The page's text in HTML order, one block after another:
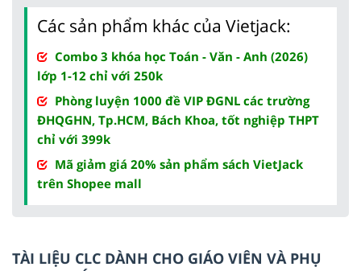
Các sản phẩm khác của Vietjack:
Combo 3 khóa học Toán - Văn - Anh (2026)
lớp 1-12 chỉ với 250k
Phòng luyện 1000 đề VIP ĐGNL các trường
ĐHQGHN, Tp.HCM, Bách Khoa, tốt nghiệp THPT
chỉ với 399k
Mã giảm giá 20% sản phẩm sách VietJack
trên Shopee mall
TÀI LIỆU CLC DÀNH CHO GIÁO VIÊN VÀ PHỤ